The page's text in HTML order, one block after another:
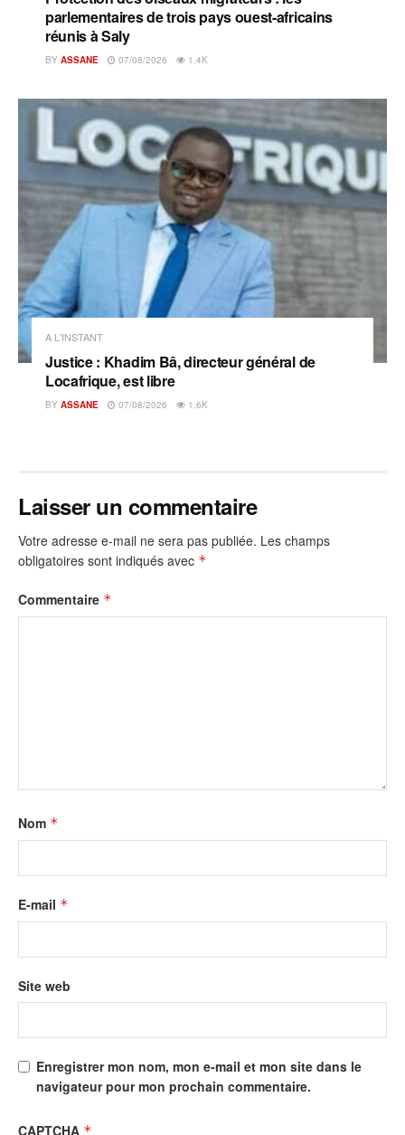
parlementaires de trois pays ouest-africains
réunis à Saly
BY ASSANE 07/08/2026 1.4K
A L'INSTANT
Justice : Khadim Bâ, directeur général de
Locafrique, est libre
BY ASSANE 07/08/2026 1.6K
Laisser un commentaire
Votre adresse e-mail ne sera pas publiée. Les champs
obligatoires sont indiqués avec *
Commentaire *
Nom *
E-mail *
Site web
Enregistrer mon nom, mon e-mail et mon site dans le
navigateur pour mon prochain commentaire.
CAPTCHA *